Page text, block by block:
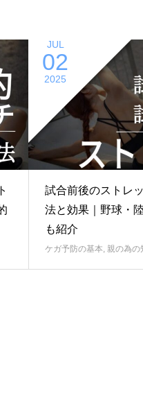
JUL
02
2025
試合前後のストレ
法と効果｜野球・
も紹介
ケガ予防の基本, 親の為の